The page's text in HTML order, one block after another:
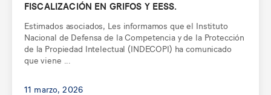
FISCALIZACIÓN EN GRIFOS Y EESS.
Estimados asociados, Les informamos que el Instituto
Nacional de Defensa de la Competencia y de la Protección
de la Propiedad Intelectual (INDECOPI) ha comunicado
que viene ...
11 marzo, 2026